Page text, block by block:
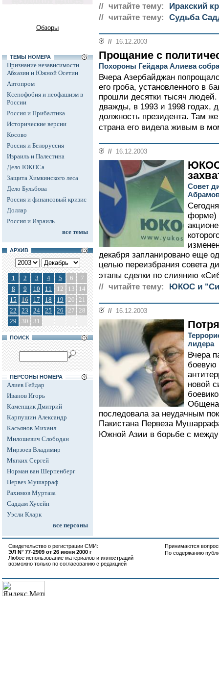
Обзоры
ТЕМЫ НОМЕРА
Признание независимости
Абхазии и Южной Осетии
Автопром
Ксенофобия и неофашизм в
России
Россия и Прибалтика
Исторические версии
Косово
Россия и Белоруссия
Израиль и Палестина
Дело ЮКОСа
Защита Химкинского леса
Дело Бульбова
Россия и финансовый кризис
Доллар
Россия и Израиль
все темы
АРХИВ
1 2 3 4 5 6
7
8
9 10 11 12 13
14
15
16 17 18 19 20 21
22
23 24 25 26 27 28
29
30 31
ПОИСК
ПЕРСОНЫ НОМЕРА
Алиев Гейдар
Иванов Игорь
Каменщик Дмитрий
Карпушин Александр
Касьянов Михаил
Милошевич Слободан
Мирзоев Владимир
Мягких Сергей
Норман ван Шерпенберг
Первез Мушарраф
Рахимов Муртаза
Саддам Хусейн
Уэсли Кларк
все персоны
// читайте тему:
Иракский
// читайте тему:
Судьба
// 16.12.2003
Прощание с
Похороны Гейдара Алиева
Вчера Азербайджан
его гроба, установленного в
прошли десятки тысяч
дважды, в 1993 и 1998 годах,
должность президента. Там
страна его видела живым в
// 16.12.2003
ЮКОС
Совет
форме)
декабря запланировано еще
целью переизбрания совета
этапы сделки по слиянию
// читайте тему:
ЮКОС и
// 16.12.2003
лидера
Вчера
боевую
новой
последовала за неудачным
Пакистана Первеза
Южной Азии в борьбе с
Свидетельство о регистрации СМИ:
ЭЛ N° 77-2909 от 26 июня 2000 г
Любое использование материалов и иллюстраций
возможно только по согласованию с редакцией
Принимаются
По содержанию